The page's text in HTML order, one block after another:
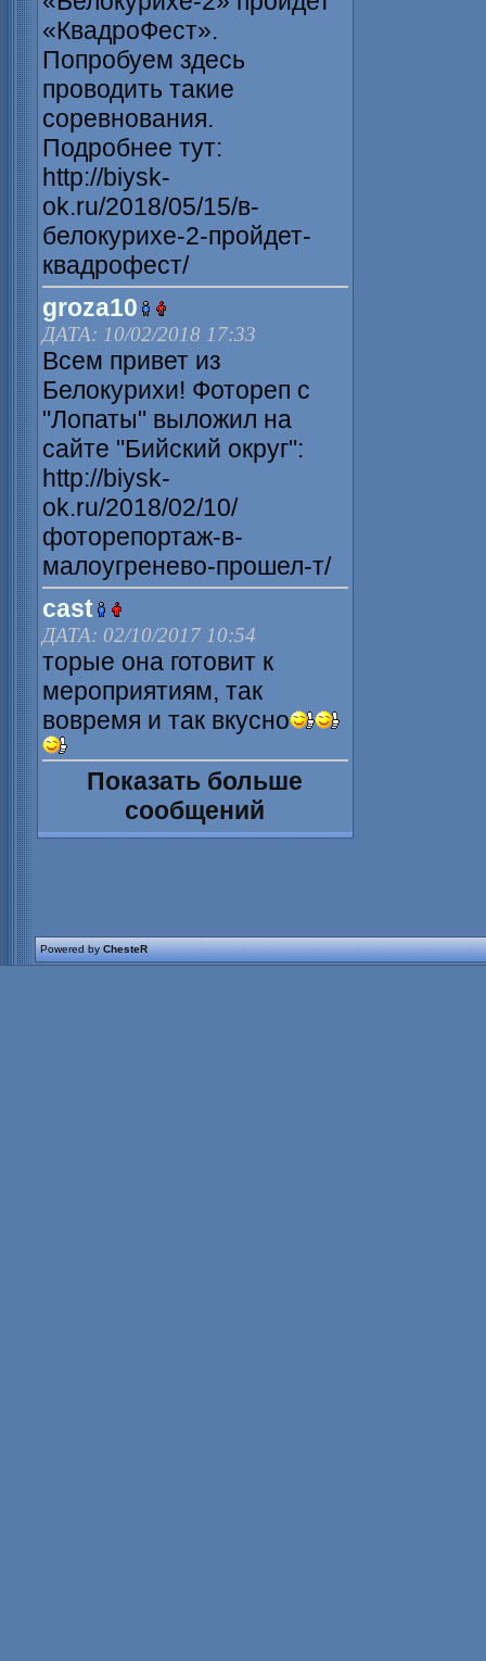
«КвадроФест».
Попробуем здесь
проводить такие
соревнования.
Подробнее тут:
http://biysk-
ok.ru/2018/05/15/в-
белокурихе-2-пройдет-
квадрофест/
groza10
ДАТА: 10/02/2018 17:33
Всем привет из
Белокурихи! Фотореп с
"Лопаты" выложил на
сайте "Бийский округ":
http://biysk-
ok.ru/2018/02/10/
фоторепортаж-в-
малоугренево-прошел-т/
cast
ДАТА: 02/10/2017 10:54
торые она готовит к
мероприятиям, так
вовремя и так вкусно
Показать больше
сообщений
Powered byChesteR